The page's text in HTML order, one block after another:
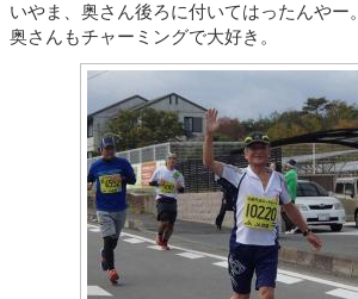
いやま、奥さん後ろに付いてはったんやー
奥さんもチャーミングで大好き。